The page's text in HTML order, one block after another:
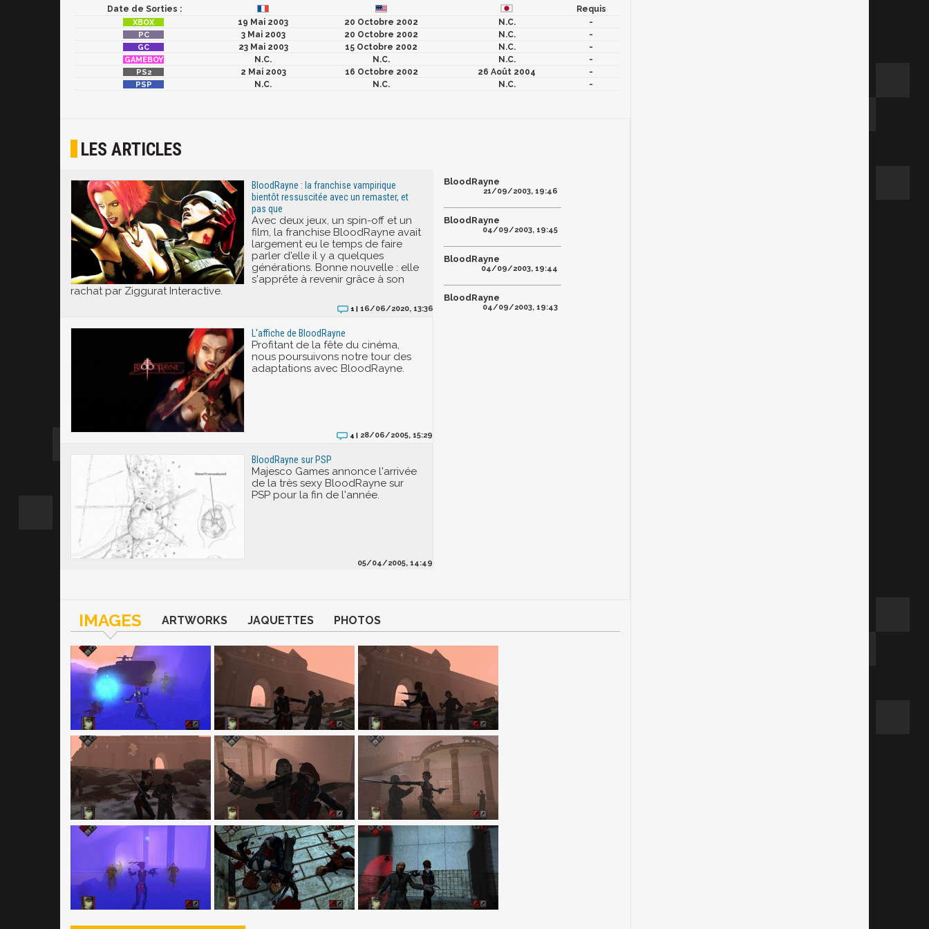
Date de Sorties :
Requis
19 Mai 2003
20 Octobre 2002 N.C.
-
3 Mai 2003
20 Octobre 2002 N.C.
-
23 Mai 2003
15 Octobre 2002 N.C.
-
N.C.
N.C. N.C.
-
2 Mai 2003
16 Octobre 2002 26 Août 2004
-
N.C.
N.C. N.C. -
LES ARTICLES
BloodRayne : la franchise vampirique
bientôt ressuscitée avec un remaster, et
pas que
Avec deux jeux, un spin-off et un
film, la franchise BloodRayne avait
largement eu le temps de faire
parler d'elle il y a quelques
générations. Bonne nouvelle : elle
s'apprête à revenir grâce à son
rachat par Ziggurat Interactive.
1 | 16/06/2020, 13:36
L'affiche de BloodRayne
Profitant de la fête du cinéma,
nous poursuivons notre tour des
adaptations avec BloodRayne.
4 | 28/06/2005, 15:29
BloodRayne sur PSP
Majesco Games annonce l'arrivée
de la très sexy BloodRayne sur
PSP pour la fin de l'année.
05/04/2005, 14:49
BloodRayne
21/09/2003, 19:46
BloodRayne
04/09/2003, 19:45
BloodRayne
04/09/2003, 19:44
BloodRayne
04/09/2003, 19:43
IMAGES ARTWORKS JAQUETTES PHOTOS